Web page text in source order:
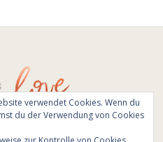
- Cooking is love 2017.
verwendet Cookies. Wenn du
du der Verwendung von Cookies